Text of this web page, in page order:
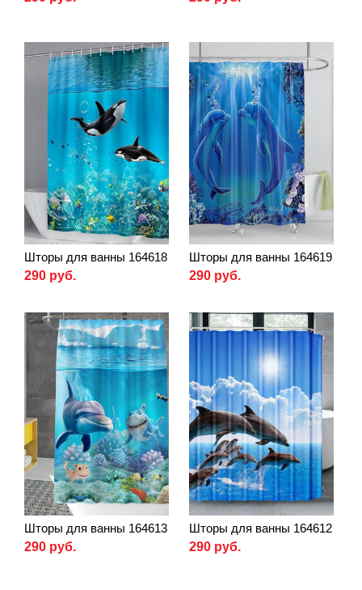
Шторы для ванны 164618
290 руб.
Шторы для ванны 164619
290 руб.
Шторы для ванны 164613
290 руб.
Шторы для ванны 164612
290 руб.